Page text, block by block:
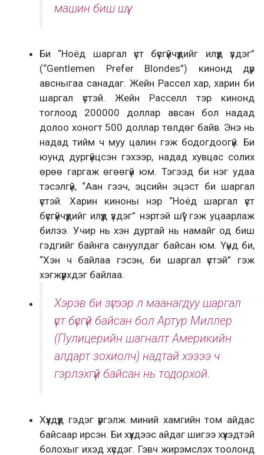
машин биш шүү.
Би “Ноёд шаргал үст бүсгүйчүүдийг илүүд үздэг”
(“Gentlemen Prefer Blondes”) кинонд дүр
авсныгаа санадаг. Жейн Рассел хар, харин би
шаргал үстэй. Жейн Расселл тэр кинонд
тоглоод 200000 доллар авсан бол надад
долоо хоногт 500 доллар төлдөг байв. Энэ нь
надад тийм ч муу цалин гэж бодогдоогүй. Би
юунд дургүйцсэн гэхээр, надад хувцас солих
өрөө гаргаж өгөөгүй юм. Тэгээд би нэг удаа
тэсэлгүй, “Аан гээч, эцсийн эцэст би шаргал
үстэй. Харин киноны нэр “Ноёд шаргал үст
бүсгүйчүүдийг илүүд үздэг” нэртэй шүү” гэж уцаарлаж
билээ. Учир нь хэн дуртай нь намайг од биш
гэдгийг байнга сануулдаг байсан юм. Үүнд би,
“Хэн ч байлаа гэсэн, би шаргал үстэй” гэж
хэгжүүрхдэг байлаа.
Хэрэв би зүгээр л маанагдуу шаргал
үст бүсгүй байсан бол Артур Миллер
(Пулицерийн шагналт Америкийн
алдарт зохиолч) надтай хэзээ ч
гэрлэхгүй байсан нь тодорхой.
Хүүхдүүд гэдэг үргэлж миний хамгийн том айдас
байсаар ирсэн. Би хүүхдээс айдаг шигээ хүүхэдтэй
болохыг ихэд хүсдэг. Гэвч жирэмслэх тоолонд